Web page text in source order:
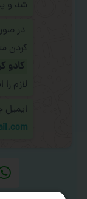
شد و
در
کردن
کادو
لازم